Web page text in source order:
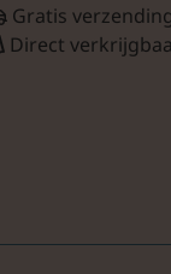
Gratis verzending
Direct